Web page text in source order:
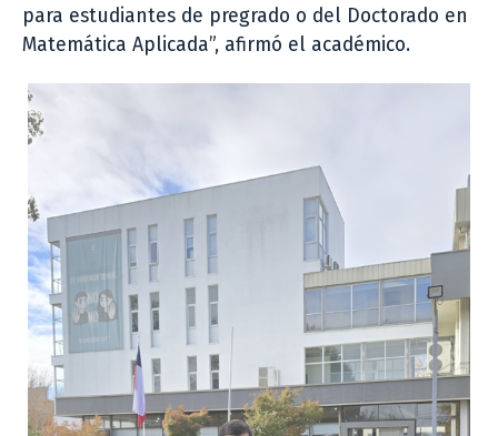
para estudiantes de pregrado o del Doctorado en
Matemática Aplicada”, afirmó el académico.